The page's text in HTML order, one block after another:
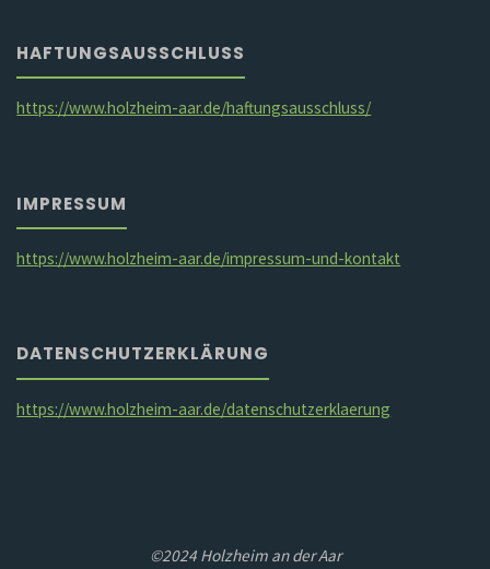
HAFTUNGSAUSSCHLUSS
https://www.holzheim-aar.de/haftungsausschluss/
IMPRESSUM
https://www.holzheim-aar.de/impressum-und-kontakt
DATENSCHUTZERKLÄRUNG
https://www.holzheim-aar.de/datenschutzerklaerung
©2024 Holzheim an der Aar